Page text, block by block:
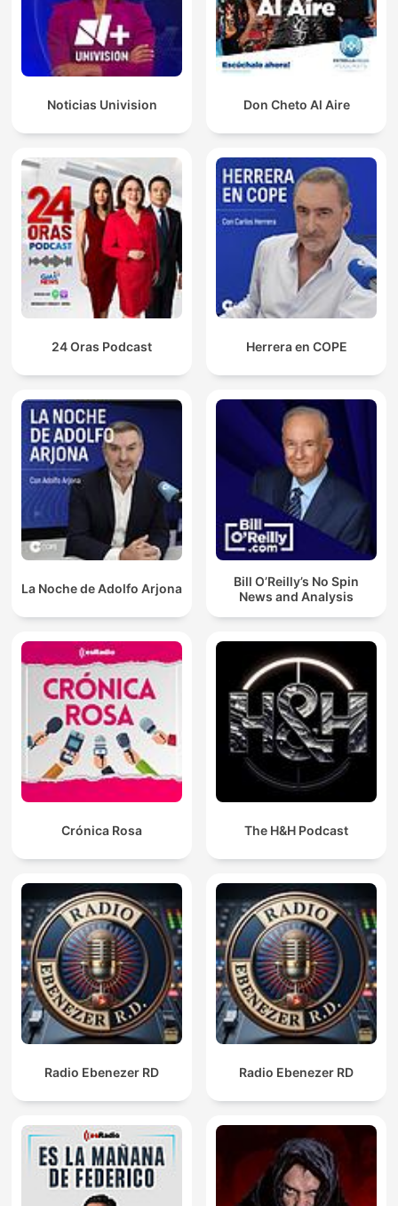
Noticias Univision Don Cheto Al Aire
24 Oras Podcast Herrera en COPE
La Noche de Adolfo Arjona
Bill O’Reilly’s No Spin
News and Analysis
Crónica Rosa The H&H Podcast
Radio Ebenezer RD Radio Ebenezer RD